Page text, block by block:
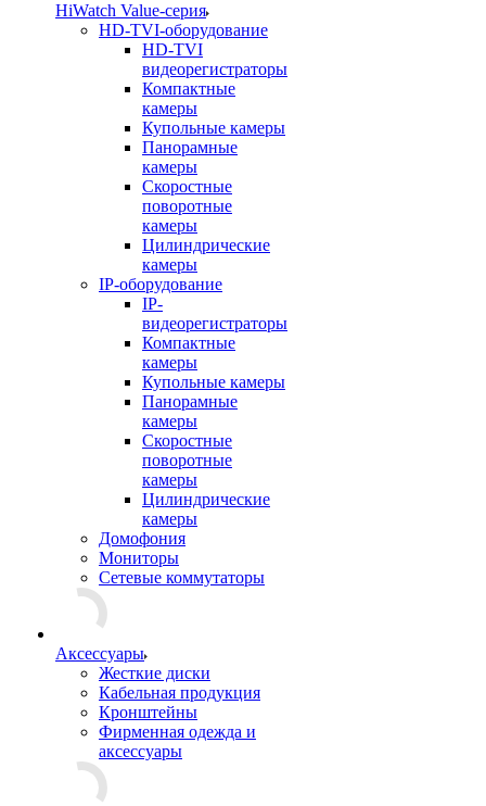
HiWatch Value-серия
HD-TVI-оборудование
HD-TVI
видеорегистраторы
Компактные
камеры
Купольные камеры
Панорамные
камеры
Скоростные
поворотные
камеры
Цилиндрические
камеры
IP-оборудование
IP-
видеорегистраторы
Компактные
камеры
Купольные камеры
Панорамные
камеры
Скоростные
поворотные
камеры
Цилиндрические
камеры
Домофония
Мониторы
Сетевые коммутаторы
Аксессуары
Жесткие диски
Кабельная продукция
Кронштейны
Фирменная одежда и
аксессуары